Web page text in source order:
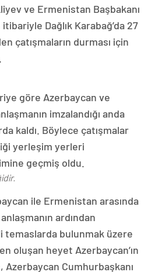
ve Ermenistan Başbakanı
Dağlık Karabağ’da 27
çatışmaların durması için
göre Azerbaycan ve
imzalandığı anda
kaldı. Böylece çatışmalar
yerleşim yerleri
geçmiş oldu.
ile Ermenistan arasında
ardından
temaslarda bulunmak üzere
oluşan heyet Azerbaycan’ın
Azerbaycan Cumhurbaşkanı